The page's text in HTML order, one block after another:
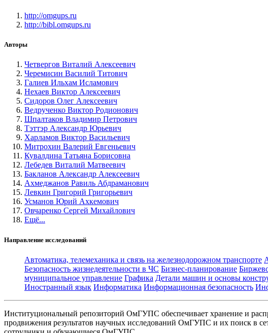
http://omgups.ru
http://bibl.omgups.ru
Авторы
Четвергов Виталий Алексеевич
Черемисин Василий Титович
Галиев Ильхам Исламович
Нехаев Виктор Алексеевич
Сидоров Олег Алексеевич
Ведрученко Виктор Родионович
Шпалтаков Владимир Петрович
Тэттэр Александр Юрьевич
Харламов Виктор Васильевич
Митрохин Валерий Евгеньевич
Кувалдина Татьяна Борисовна
Лебедев Виталий Матвеевич
Бакланов Александр Алексеевич
Ахмеджанов Равиль Абдраманович
Левкин Григорий Григорьевич
Усманов Юрий Ахкемович
Овчаренко Сергей Михайлович
Ещё...
Направление исследований
Автоматика, телемеханика и связь на железнодорожном транспорте
Безопасность жизнедеятельности в ЧС Бизнес-планирование
муниципальное управление Графика Детали машин и основы
Иностранный язык Информатика Информационная безопасность
Институциональный репозиторий ОмГУПС обеспечивает хранение и
продвижения результатов научных исследований ОмГУПС и их поиск в